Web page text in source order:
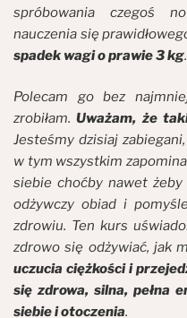
spróbowania czegoś
nauczenia się
spadek wagi o prawie 3 kg.
Polecam go bez
zrobiłam.Uważam, że
Jesteśmy dzisiaj
w tym wszystkim
siebie choćby nawet
odżywczy obiad i
zdrowiu. Ten kurs
zdrowo się odżywiać, jak
uczucia ciężkości i
się zdrowa, silna, pełna
siebie i otoczenia.